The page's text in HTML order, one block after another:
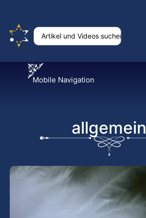
Mobile Navigation
allgemein